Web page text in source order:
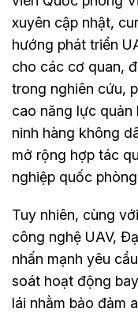
xuyên cập nhật,
hướng phát triển
cho các cơ quan,
trong nghiên cứu,
cao năng lực quản
ninh hàng không
mở rộng hợp tác
nghiệp quốc
Tuy nhiên, cùng
công nghệ UAV,
nhấn mạnh yêu
soát hoạt động
lái nhằm bảo đảm